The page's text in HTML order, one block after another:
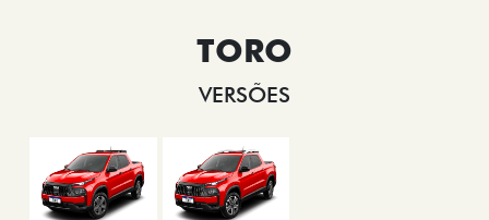
TORO
VERSÕES